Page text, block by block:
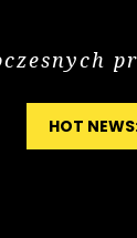
HOT